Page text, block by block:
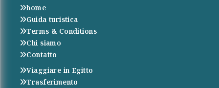
home
Guida turistica
Terms & Conditions
Chi siamo
Contatto
Viaggiare in Egitto
Trasferimento